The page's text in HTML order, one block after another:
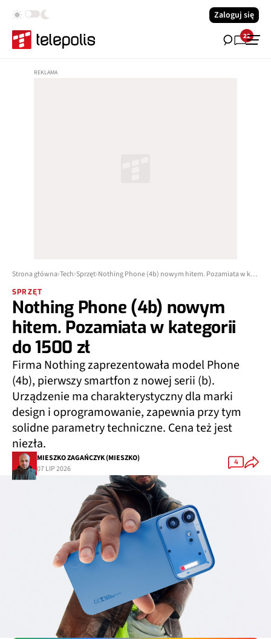
Zaloguj się
22
Strona główna Tech Sprzęt Nothing Phone (4b) nowym hitem. Pozamiata w kategorii do 1500 zł
SPRZĘT
Nothing Phone (4b) nowym
hitem. Pozamiata w kategorii
do 1500 zł
Firma Nothing zaprezentowała model Phone
(4b), pierwszy smartfon z nowej serii (b).
Urządzenie ma charakterystyczny dla marki
design i oprogramowanie, zapewnia przy tym
solidne parametry techniczne. Cena też jest
niezła.
MIESZKO ZAGAŃCZYK (MIESZKO)
07 LIP 2026
4